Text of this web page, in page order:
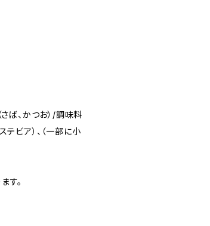
さば、かつお）/調味料
テビア）、（一部に小
す。